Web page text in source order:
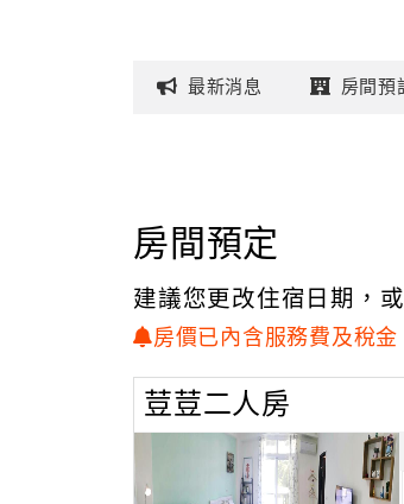
最新消息 房間預
房間預定
建議您更改住宿日期，
房價已內含服務費及稅金
荳荳二人房